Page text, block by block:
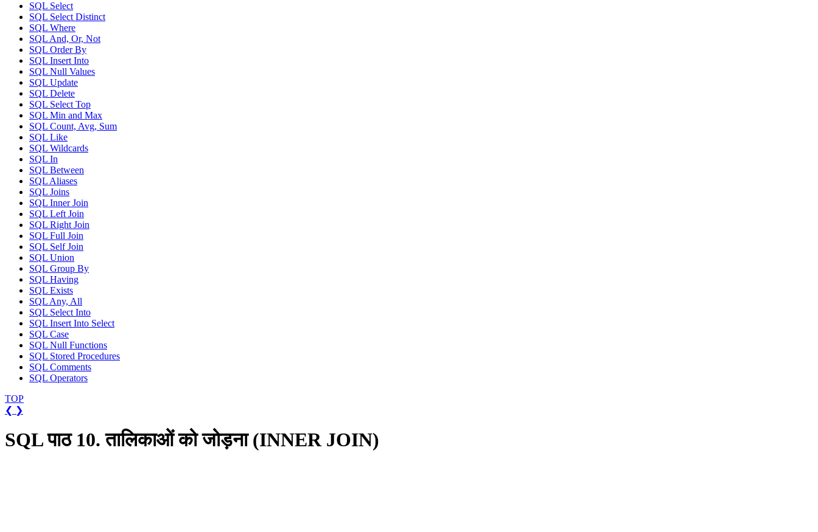
SQL Select
SQL Select Distinct
SQL Where
SQL And, Or, Not
SQL Order By
SQL Insert Into
SQL Null Values
SQL Update
SQL Delete
SQL Select Top
SQL Min and Max
SQL Count, Avg, Sum
SQL Like
SQL Wildcards
SQL In
SQL Between
SQL Aliases
SQL Joins
SQL Inner Join
SQL Left Join
SQL Right Join
SQL Full Join
SQL Self Join
SQL Union
SQL Group By
SQL Having
SQL Exists
SQL Any, All
SQL Select Into
SQL Insert Into Select
SQL Case
SQL Null Functions
SQL Stored Procedures
SQL Comments
SQL Operators
TOP
❮ ❯
SQL पाठ 10. तालिकाओं को जोड़ना (INNER JOIN)